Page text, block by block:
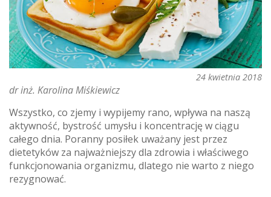
24 kwietnia 2018
dr inż. Karolina Miśkiewicz
Wszystko, co zjemy i wypijemy rano, wpływa na naszą
aktywność, bystrość umysłu i koncentrację w ciągu
całego dnia. Poranny posiłek uważany jest przez
dietetyków za najważniejszy dla zdrowia i właściwego
funkcjonowania organizmu, dlatego nie warto z niego
rezygnować.